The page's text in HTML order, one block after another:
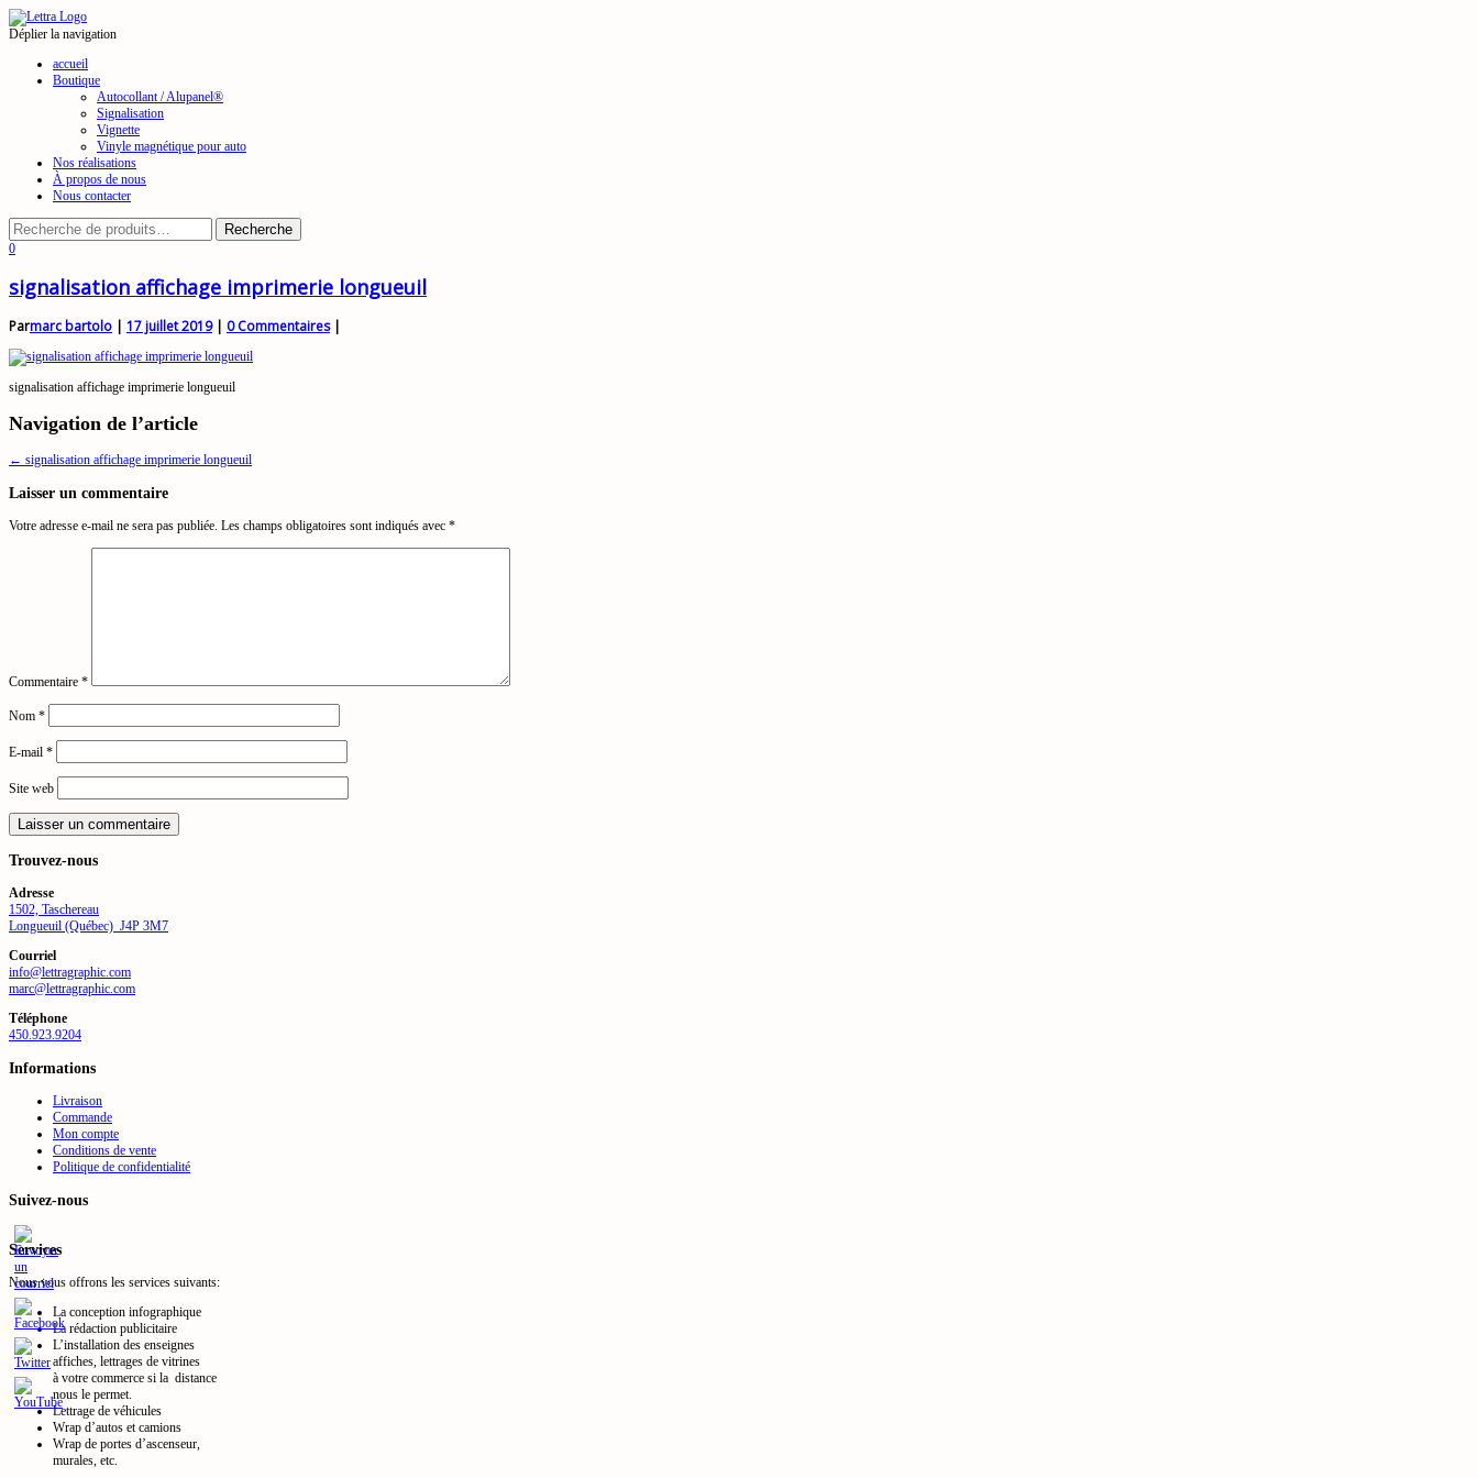
Déplier la navigation
accueil
Boutique
Autocollant / Alupanel®
Signalisation
Vignette
Vinyle magnétique pour auto
Nos réalisations
À propos de nous
Nous contacter
0
signalisation affichage imprimerie longueuil
Parmarc bartolo | 17 juillet 2019| 0 Commentaires|
signalisation affichage imprimerie longueuil
Navigation de l’article
← signalisation affichage imprimerie longueuil
Laisser un commentaire
Votre adresse e-mail ne sera pas publiée. Les champs obligatoires sont indiqués avec *
Commentaire *
Nom *
E-mail *
Site web
Trouvez-nous
Adresse
1502, Taschereau
Longueuil (Québec) J4P 3M7
Courriel
info@lettragraphic.com
marc@lettragraphic.com
Téléphone
450.923.9204
Informations
Livraison
Commande
Mon compte
Conditions de vente
Politique de confidentialité
Suivez-nous
Services
Nous vous offrons les services suivants:
La conception infographique
La rédaction publicitaire
L’installation des enseignes
affiches, lettrages de vitrines
à votre commerce si la distance
nous le permet.
Lettrage de véhicules
Wrap d’autos et camions
Wrap de portes d’ascenseur,
murales, etc.